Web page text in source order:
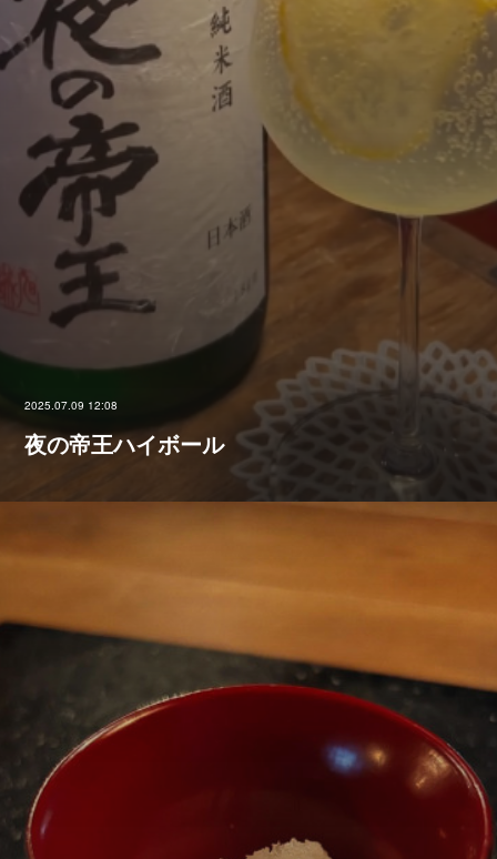
2025.07.09 12:08
夜の帝王ハイボール